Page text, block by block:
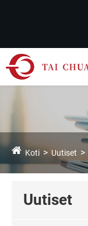
Koti Uutiset
Uutiset